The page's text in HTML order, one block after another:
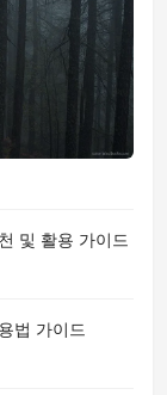
및 활용 가이드
법 가이드